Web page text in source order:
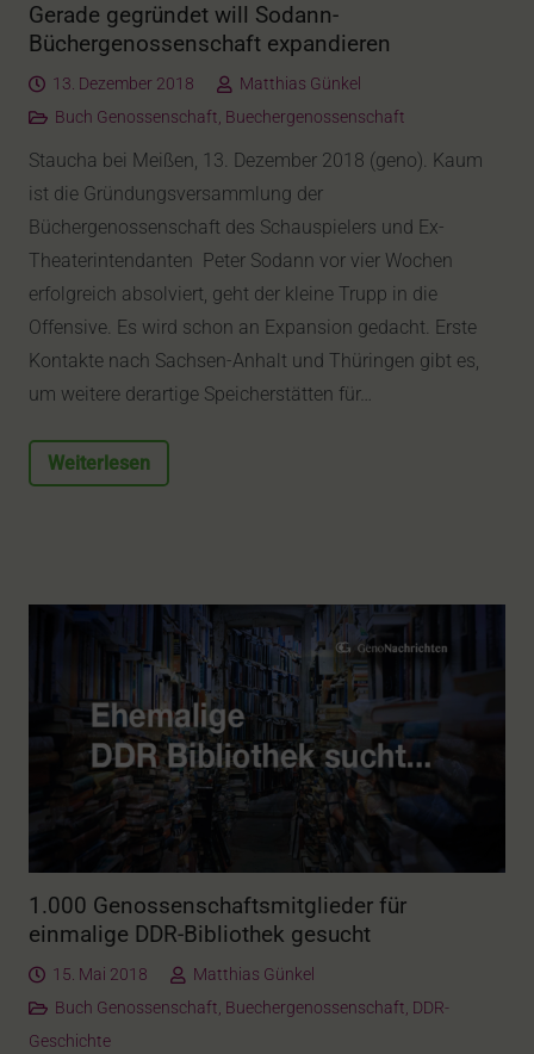
Gerade gegründet will Sodann-
Büchergenossenschaft expandieren
13. Dezember 2018
Matthias Günkel
Buch Genossenschaft, Buechergenossenschaft
Staucha bei Meißen, 13. Dezember 2018 (geno). Kaum
ist die Gründungsversammlung der
Büchergenossenschaft des Schauspielers und Ex-
Theaterintendanten Peter Sodann vor vier Wochen
erfolgreich absolviert, geht der kleine Trupp in die
Offensive. Es wird schon an Expansion gedacht. Erste
Kontakte nach Sachsen-Anhalt und Thüringen gibt es,
um weitere derartige Speicherstätten für…
Weiterlesen
1.000 Genossenschaftsmitglieder für
einmalige DDR-Bibliothek gesucht
15. Mai 2018
Matthias Günkel
Buch Genossenschaft, Buechergenossenschaft, DDR-
Geschichte